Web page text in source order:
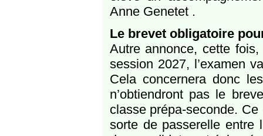
Anne Genetet .
Le brevet obligatoire
Autre annonce, cette
session 2027, l’examen
Cela concernera donc
n’obtiendront pas le
classe prépa-seconde.
sorte de passerelle entre